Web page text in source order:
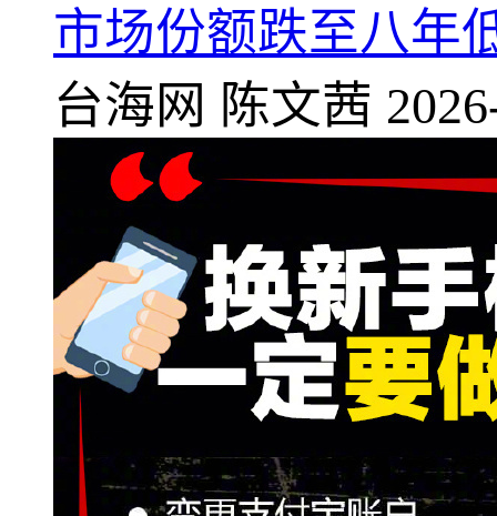
市场份额跌至八年
台海网 陈文茜